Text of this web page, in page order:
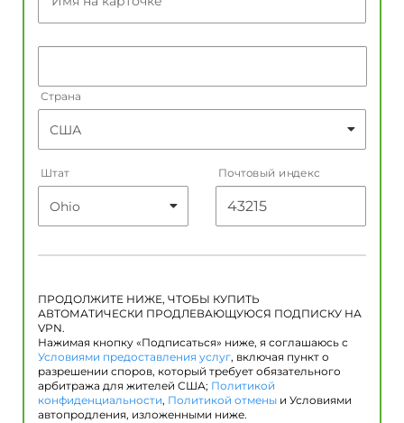
Страна
Штат Почтовый индекс
ПРОДОЛЖИТЕ НИЖЕ, ЧТОБЫ КУПИТЬ
АВТОМАТИЧЕСКИ ПРОДЛЕВАЮЩУЮСЯ ПОДПИСКУ НА
VPN.
Нажимая кнопку «Подписаться» ниже, я соглашаюсь с
Условиями предоставления услуг, включая пункт о
разрешении споров, который требует обязательного
арбитража для жителей США; Политикой
конфиденциальности, Политикой отмены и Условиями
автопродления, изложенными ниже.